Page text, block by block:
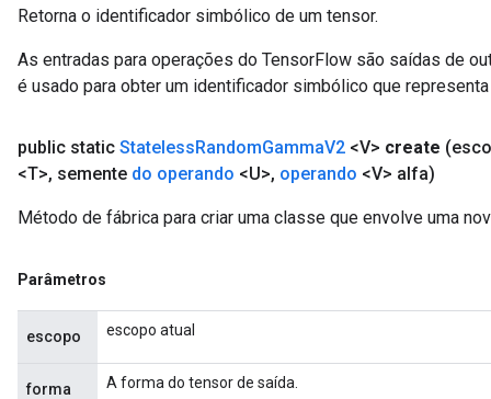
Retorna o identificador simbólico de um tensor.
As entradas para operações do TensorFlow são saídas de
é usado para obter um identificador simbólico que
public static StatelessRandomGammaV2 <V> create
<T>, semente do operando <U>, operando <V> alfa)
Método de fábrica para criar uma classe que envolve uma
Parâmetros
escopo escopo atual
forma A forma do tensor de saída.